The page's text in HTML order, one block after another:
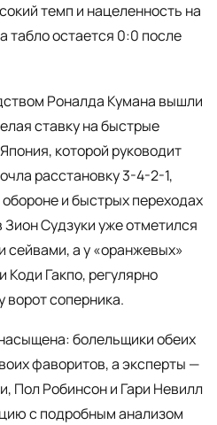
темп и нацеленность на
табло остается 0:0 после
Роналда Кумана вышли
ставку на быстрые
которой руководит
расстановку 3-4-2-1,
и быстрых переходах
Зион Судзуки уже отметился
сейвами, а у «оранжевых»
Гакпо, регулярно
соперника.
болельщики обеих
фаворитов, а эксперты —
Пол Робинсон и Гари Невилл
с подробным анализом